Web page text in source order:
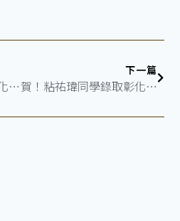
賀！王若筠同學錄取彰化女中
下一篇
賀！粘祐瑋同學錄取彰化高中